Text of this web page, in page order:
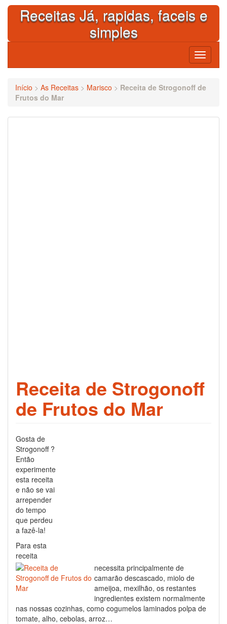
Skip
contentReceitas Já, rapidas, faceis e
simples
Toggle
Início > As Receitas > Marisco > Receita de Strogonoff de
Frutos do Mar
Receita de Strogonoff
de Frutos do Mar
Gosta de
Strogonoff ?
Então
experimente
esta receita
e não se vai
arrepender
do tempo
que perdeu
a fazê-la!
Para esta
receita
necessita principalmente de
camarão descascado, miolo de
ameijoa, mexilhão, os restantes
ingredientes existem normalmente
nas nossas cozinhas, como cogumelos laminados polpa de
tomate, alho, cebolas, arroz…